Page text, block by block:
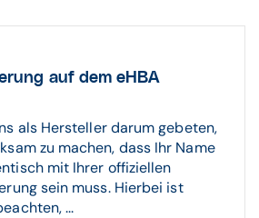
auf dem eHBA
als Hersteller darum gebeten,
zu machen, dass Ihr Name
mit Ihrer offiziellen
sein muss. Hierbei ist
...